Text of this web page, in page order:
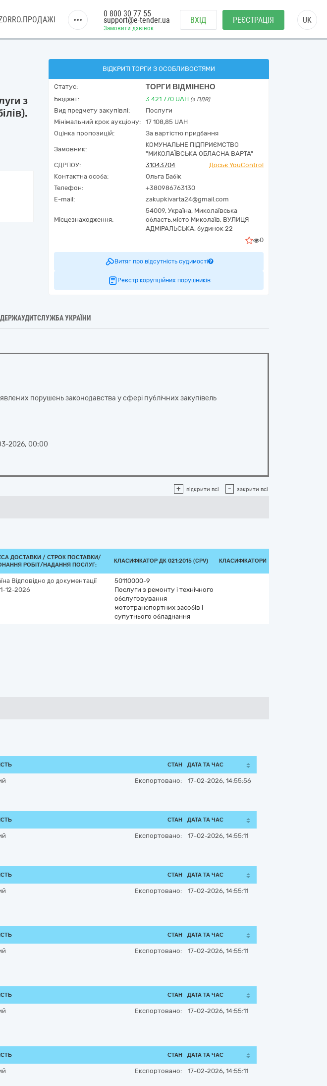
Замовити дзвінок
0 800 30 77 55
support@e-tender.ua ВХІД РЕЄСТРАЦІЯ UK
з
ВІДКРИТІ ТОРГИ З ОСОБЛИВОСТЯМИ
Статус: ТОРГИ ВІДМІНЕНО
Бюджет: 3 421 770 UAH (з ПДВ)
Вид предмету закупівлі:
Послуги
Мінімальний крок аукціону:
17 108,85 UAH
Оцінка пропозицій:
За вартістю придбання
Замовник:
КОМУНАЛЬНЕ ПІДПРИЄМСТВО
"МИКОЛАЇВСЬКА ОБЛАСНА ВАРТА"
ЄДРПОУ:
31043704
Досьє YouControl
Контактна особа:
Ольга Бабік
Телефон:
+380986763130
E-mail:
zakupkivarta24@gmail.com
Місцезнаходження:
54009, Україна, Миколаївська
область,місто Миколаїв, ВУЛИЦЯ
АДМІРАЛЬСЬКА, будинок 22
0
Витяг про відсутність судимості
Реєстр корупційних порушників
ДЕРЖАУДИТСЛУЖБА УКРАЇНИ
порушень законодавства у сфері публічних закупівель
2026, 00:00
+ відкрити всі - закрити всі
ДОСТАВКИ / СТРОК ПОСТАВКИ/
РОБІТ/НАДАННЯ ПОСЛУГ:
КЛАСИФІКАТОР ДК 021:2015 (CPV) КЛАСИФІКАТОРИ
Відповідно до документації
12-2026
50110000-9
Послуги з ремонту і технічного
обслуговування
мототранспортних засобів і
супутнього обладнання
СТАН ДАТА ТА ЧАС
Експортовано: 17-02-2026, 14:55:56
СТАН ДАТА ТА ЧАС
Експортовано: 17-02-2026, 14:55:11
СТАН ДАТА ТА ЧАС
Експортовано: 17-02-2026, 14:55:11
СТАН ДАТА ТА ЧАС
Експортовано: 17-02-2026, 14:55:11
СТАН ДАТА ТА ЧАС
Експортовано: 17-02-2026, 14:55:11
СТАН ДАТА ТА ЧАС
Експортовано: 17-02-2026, 14:55:11